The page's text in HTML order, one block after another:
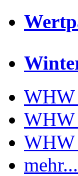
WHW
WHW
WHW
mehr...